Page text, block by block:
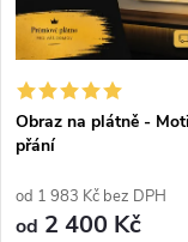
Obraz na plátně -
přání
od 1 983 Kč bez DPH
od 2 400 Kč